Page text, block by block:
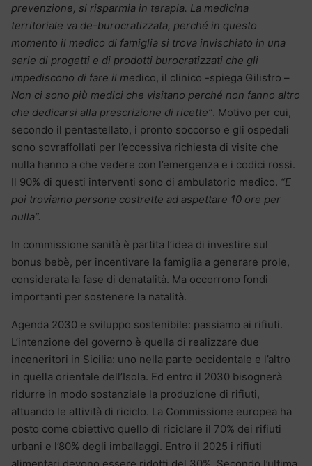
prevenzione, si risparmia in terapia. La medicina
territoriale va de-burocratizzata, perché in questo
momento il medico di famiglia si trova invischiato in una
serie di progetti e di prodotti burocratizzati che gli
impediscono di fare il medico, il clinico -spiega Gilistro –
Non ci sono più medici che visitano perché non fanno altro
che dedicarsi alla prescrizione di ricette”. Motivo per cui,
secondo il pentastellato, i pronto soccorso e gli ospedali
sono sovraffollati per l’eccessiva richiesta di visite che
nulla hanno a che vedere con l’emergenza e i codici rossi.
Il 90% di questi interventi sono di ambulatorio medico. “E
poi troviamo persone costrette ad aspettare 10 ore per
nulla”.
In commissione sanità è partita l’idea di investire sul
bonus bebè, per incentivare la famiglia a generare prole,
considerata la fase di denatalità. Ma occorrono fondi
importanti per sostenere la natalità.
Agenda 2030 e sviluppo sostenibile: passiamo ai rifiuti.
L’intenzione del governo è quella di realizzare due
inceneritori in Sicilia: uno nella parte occidentale e l’altro
in quella orientale dell’Isola. Ed entro il 2030 bisognerà
ridurre in modo sostanziale la produzione di rifiuti,
attuando le attività di riciclo. La Commissione europea ha
posto come obiettivo quello di riciclare il 70% dei rifiuti
urbani e l’80% degli imballaggi. Entro il 2025 i rifiuti